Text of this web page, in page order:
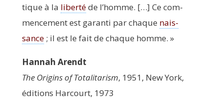
tique à la liber­téde l’homme. […] Ce com­
men­ce­ment est garan­ti par chaque nais­
sance; il est le fait de chaque homme. »
Han­nah Arendt
The Ori­gins of Tota­li­ta­rism, 1951, New York,
édi­tions Har­court, 1973